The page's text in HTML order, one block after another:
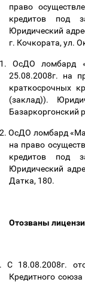
право
кредитов под
Юридический
г. Кочкората, ул.
ОсДО ломбард
25.08.2008г. на
краткосрочных
(заклад)).
Базаркоргонский
ОсДО ломбард
на право
кредитов под
Юридический
Датка, 180.
Отозваны
С 18.08.2008г.
Кредитного